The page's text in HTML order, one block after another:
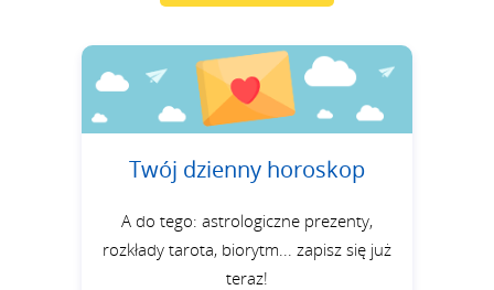
Twój dzienny horoskop
A do tego: astrologiczne prezenty,
rozkłady tarota, biorytm... zapisz się już
teraz!